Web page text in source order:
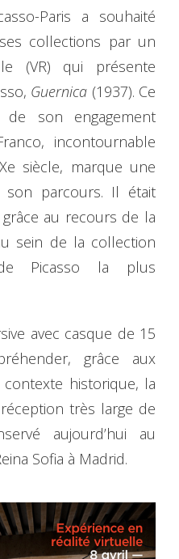
Paris a souhaité
collections par un
(VR) qui présente
Guernica (1937). Ce
de son engagement
incontournable
siècle, marque une
son parcours. Il était
au recours de la
sein de la collection
Picasso la plus
avec casque de 15
grâce aux
historique, la
très large de
aujourd’hui au
Sofia à Madrid.